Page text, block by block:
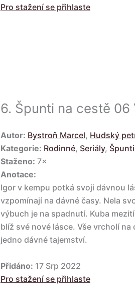
Pro stažení se přihlaste
6. Špunti na cestě 06
Autor: Bystroň Marcel, Hudský
Kategorie: Rodinné, Seriály,
Staženo: 7×
Anotace:
Igor v kempu potká svoji dávnou
vzpomínají na dávné časy. Nela
výbuch je na spadnutí. Kuba
blíž své nové lásce. Vše vrcholí
jedno dávné tajemství.
Přidáno: 17 Srp 2022
Pro stažení se přihlaste